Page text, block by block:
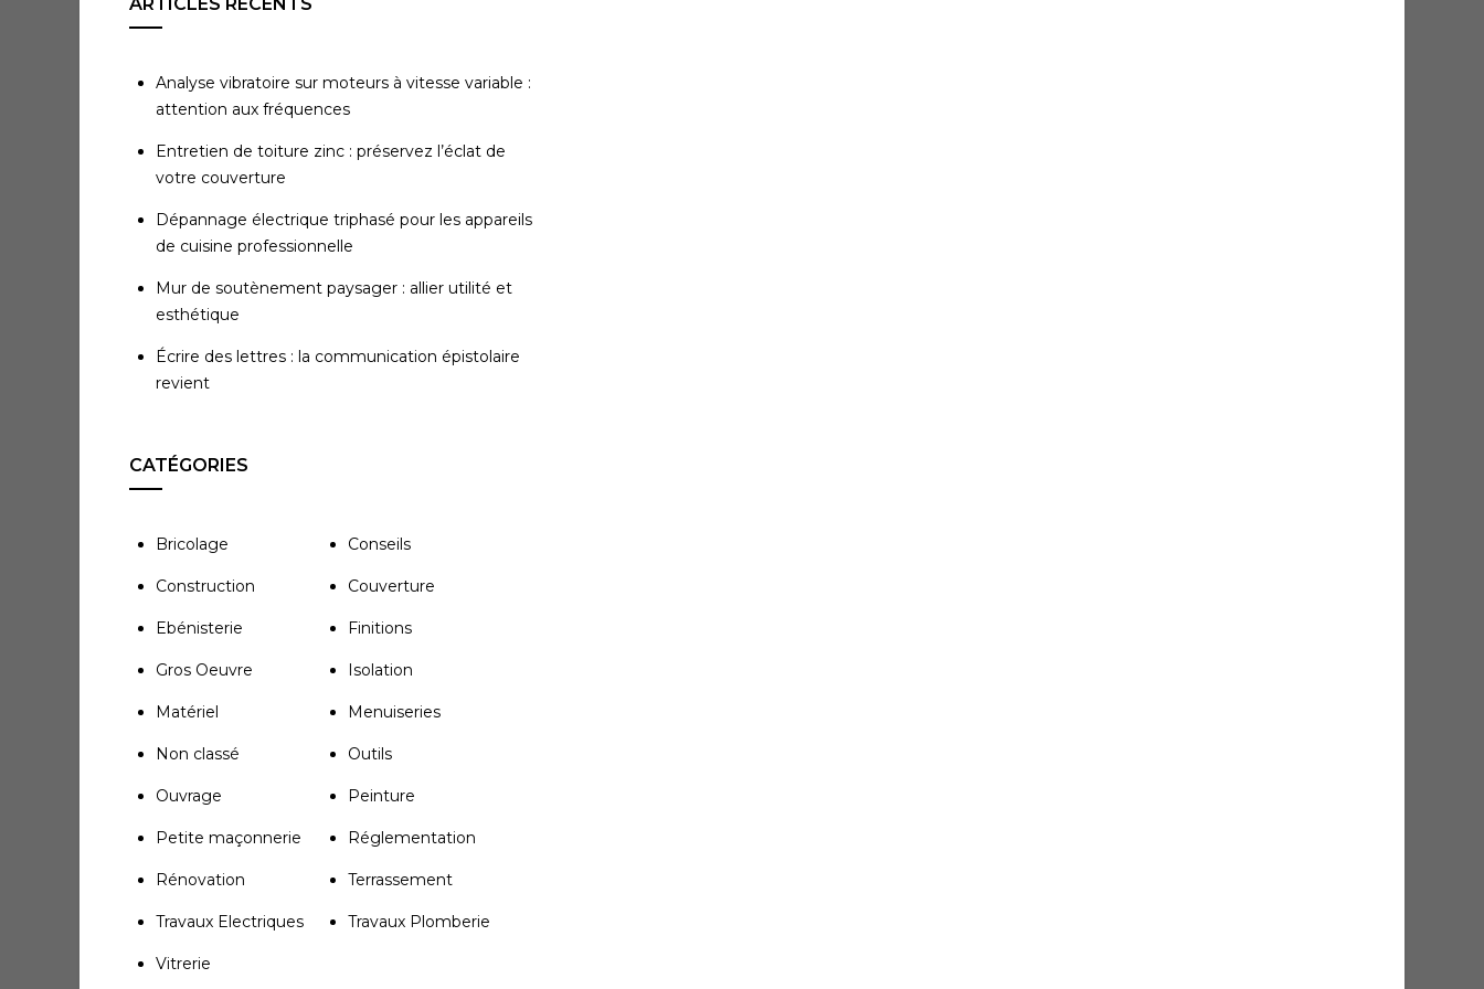
Analyse vibratoire sur moteurs à vitesse variable :
attention aux fréquences
Entretien de toiture zinc : préservez l’éclat de
votre couverture
Dépannage électrique triphasé pour les appareils
de cuisine professionnelle
Mur de soutènement paysager : allier utilité et
esthétique
Écrire des lettres : la communication épistolaire
revient
CATÉGORIES
Bricolage Conseils
Construction Couverture
Ebénisterie Finitions
Gros Oeuvre Isolation
Matériel Menuiseries
Non classé Outils
Ouvrage Peinture
Petite maçonnerie Réglementation
Rénovation Terrassement
Travaux Electriques Travaux Plomberie
Vitrerie